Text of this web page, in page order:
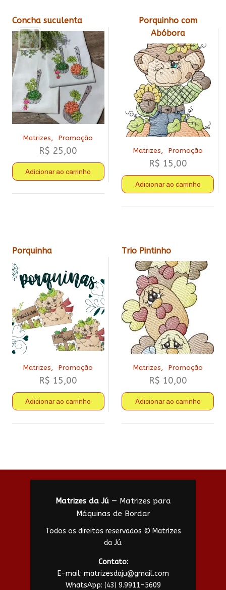
Concha suculenta
Matrizes, Promoção
R$ 25,00
Adicionar ao carrinho
Porquinho com
Abóbora
Matrizes, Promoção
R$ 15,00
Adicionar ao carrinho
Porquinha
Matrizes, Promoção
R$ 15,00
Adicionar ao carrinho
Trio Pintinho
Matrizes, Promoção
R$ 10,00
Adicionar ao carrinho
Matrizes da Jú— Matrizes para
Máquinas de Bordar
Todos os direitos reservados © Matrizes
da Jú.
Contato:
E-mail: matrizesdaju@gmail.com
WhatsApp: (43) 9.9911-5609